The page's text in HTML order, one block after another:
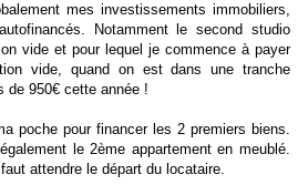
mes investissements immobiliers,
Notamment le second studio
vide et pour lequel je commence à payer
vide, quand on est dans une tranche
950€ cette année !
poche pour financer les 2 premiers biens.
le 2ème appartement en meublé.
attendre le départ du locataire.